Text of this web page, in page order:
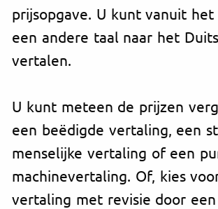
prijsopgave. U kunt vanuit het
een andere taal naar het
vertalen.
U kunt meteen de prijzen
een beëdigde vertaling, een
menselijke vertaling of een
machinevertaling. Of, kies
vertaling met revisie door een